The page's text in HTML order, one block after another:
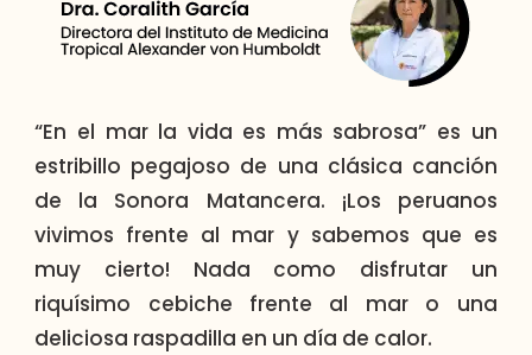
“En el mar la vida es más sabrosa” es un
estribillo pegajoso de una clásica canción
de la Sonora Matancera. ¡Los peruanos
vivimos frente al mar y sabemos que es
muy cierto! Nada como disfrutar un
riquísimo cebiche frente al mar o una
deliciosa raspadilla en un día de calor.